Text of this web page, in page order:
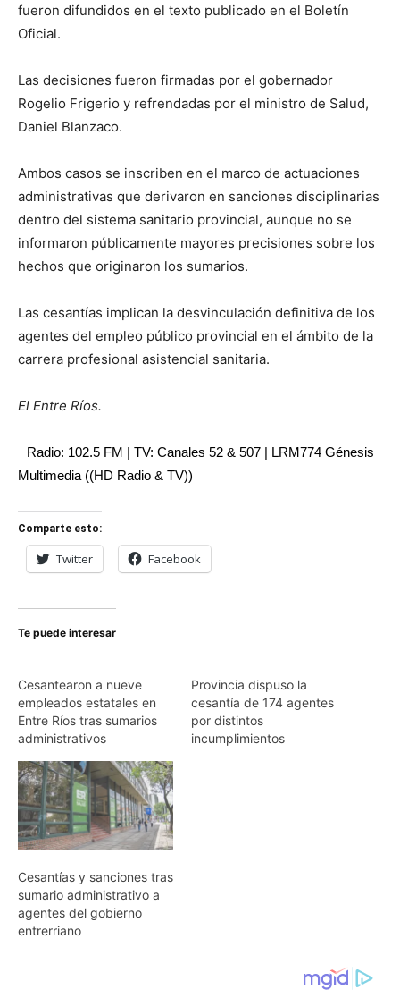
fueron difundidos en el texto publicado en el Boletín
Oficial.
Las decisiones fueron firmadas por el gobernador
Rogelio Frigerio y refrendadas por el ministro de Salud,
Daniel Blanzaco.
Ambos casos se inscriben en el marco de actuaciones
administrativas que derivaron en sanciones disciplinarias
dentro del sistema sanitario provincial, aunque no se
informaron públicamente mayores precisiones sobre los
hechos que originaron los sumarios.
Las cesantías implican la desvinculación definitiva de los
agentes del empleo público provincial en el ámbito de la
carrera profesional asistencial sanitaria.
El Entre Ríos.
Radio: 102.5 FM | TV: Canales 52 & 507 | LRM774 Génesis
Multimedia ((HD Radio & TV))
Comparte esto:
Twitter Facebook
Te puede interesar
Cesantearon a nueve
empleados estatales en
Entre Ríos tras sumarios
administrativos
Provincia dispuso la
cesantía de 174 agentes
por distintos
incumplimientos
Cesantías y sanciones tras
sumario administrativo a
agentes del gobierno
entrerriano